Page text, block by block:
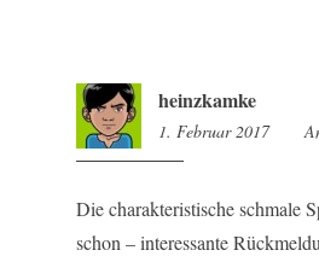
heinzkamke
1. Februar 2017
Die charakteristische schmale
schon – interessante